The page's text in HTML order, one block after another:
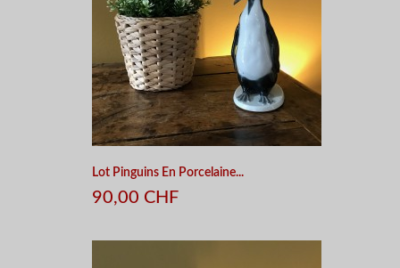
Lot Pinguins En Porcelaine...
90,00 CHF